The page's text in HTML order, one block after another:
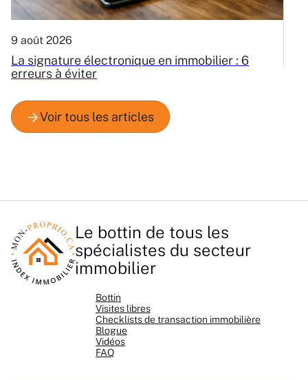
9 août 2026
La signature électronique en immobilier : 6
erreurs à éviter
Le bottin de tous les
spécialistes du secteur
immobilier
Bottin
Visites libres
Checklists de transaction immobilière
Blogue
Vidéos
FAQ